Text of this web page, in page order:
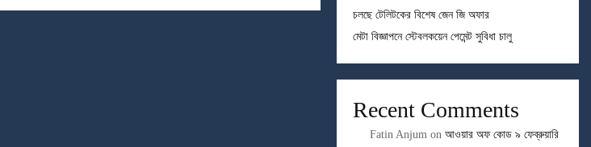
চলছে টেলিটকের বিশেষ জেন জি অফার
মেটা বিজ্ঞাপনে স্টেবলকয়েন পেমেন্ট সুবিধা চালু
Recent Comments
Fatin Anjum on আওয়ার অফ কোড ৯ ফেব্রুয়ারি